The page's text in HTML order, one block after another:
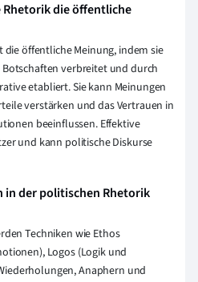
die öffentliche
öffentliche Meinung, indem sie
verbreitet und durch
etabliert. Sie kann Meinungen
verstärken und das Vertrauen in
beeinflussen. Effektive
und kann politische Diskurse
in der politischen Rhetorik
Techniken wie Ethos
Logos (Logik und
Anaphern und